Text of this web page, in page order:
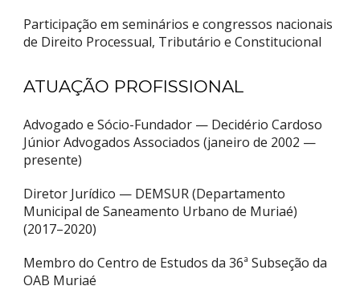
Participação em seminários e congressos nacionais
de Direito Processual, Tributário e Constitucional
ATUAÇÃO PROFISSIONAL
Advogado e Sócio-Fundador — Decidério Cardoso
Júnior Advogados Associados (janeiro de 2002 —
presente)
Diretor Jurídico — DEMSUR (Departamento
Municipal de Saneamento Urbano de Muriaé)
(2017–2020)
Membro do Centro de Estudos da 36ª Subseção da
OAB Muriaé